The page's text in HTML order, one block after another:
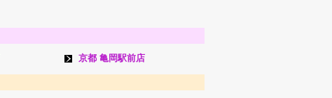
京都 亀岡駅前店